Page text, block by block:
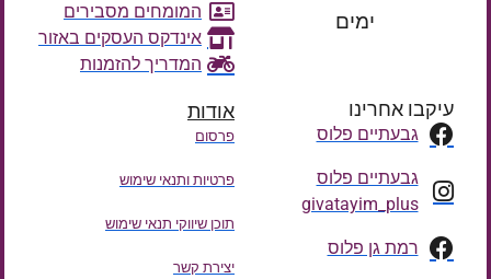
ימים
המומחים מסבירים
אינדקס העסקים באזור
המדריך להזמנות
עיקבו אחרינו
גבעתיים פלוס
גבעתיים פלוס
givatayim_plus
רמת גן פלוס
אודות
פרסום
פרטיות ותנאי שימוש
תוכן שיווקי תנאי שימוש
יצירת קשר